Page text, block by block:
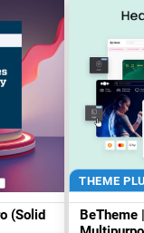
(Solid
THEME
BeTheme